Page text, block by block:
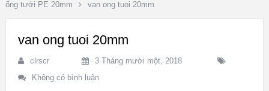
ống tưới PE 20mm
van ong tuoi 20mm
van ong tuoi 20mm
clrscr
3 Tháng mười một, 2018
Không có bình luận